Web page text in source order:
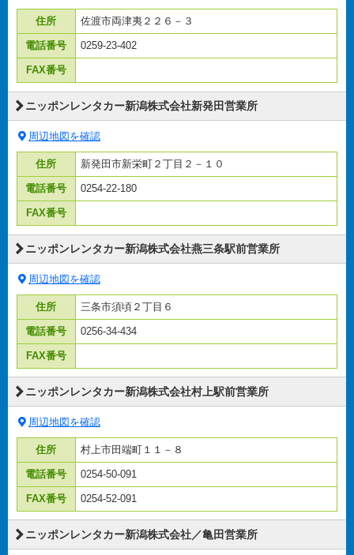
住所 佐渡市両津夷２２６－３
電話番号 0259-23-402
FAX番号
ニッポンレンタカー新潟株式会社新発田営業所
周辺地図を確認
住所 新発田市新栄町２丁目２－１０
電話番号 0254-22-180
FAX番号
ニッポンレンタカー新潟株式会社燕三条駅前営業所
周辺地図を確認
住所 三条市須頃２丁目６
電話番号 0256-34-434
FAX番号
ニッポンレンタカー新潟株式会社村上駅前営業所
周辺地図を確認
住所 村上市田端町１１－８
電話番号 0254-50-091
FAX番号 0254-52-091
ニッポンレンタカー新潟株式会社／亀田営業所